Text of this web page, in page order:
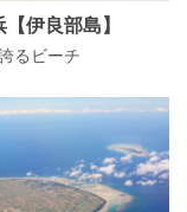
伊良部島】
るビーチ